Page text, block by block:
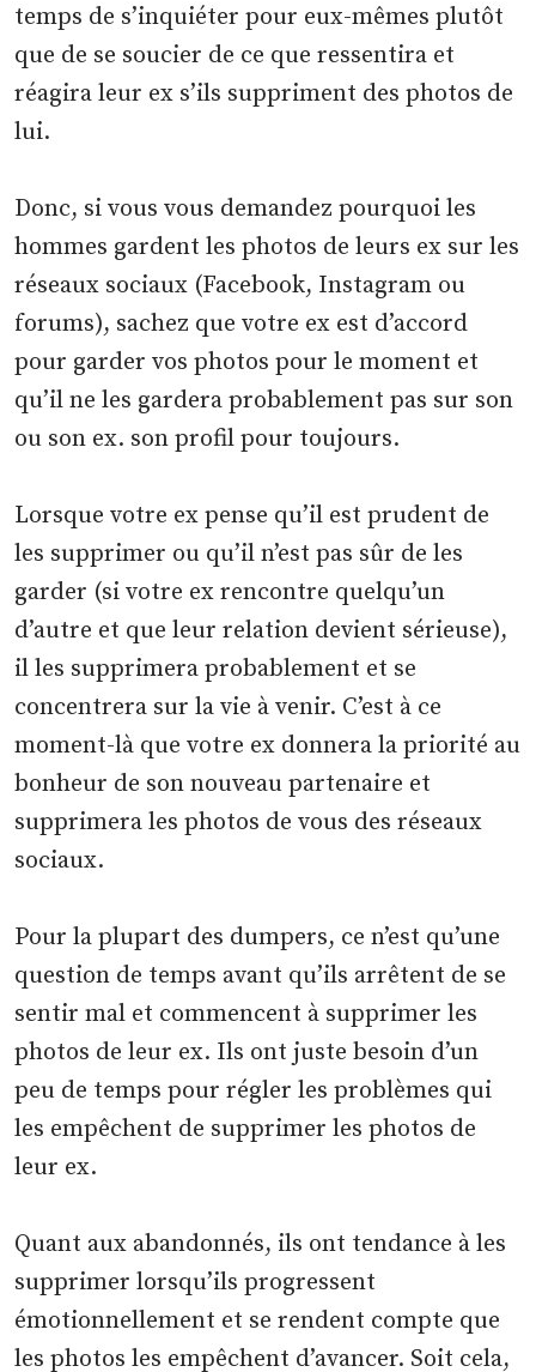
temps de s’inquiéter pour eux-mêmes plutôt
que de se soucier de ce que ressentira et
réagira leur ex s’ils suppriment des photos de
lui.
Donc, si vous vous demandez pourquoi les
hommes gardent les photos de leurs ex sur les
réseaux sociaux (Facebook, Instagram ou
forums), sachez que votre ex est d’accord
pour garder vos photos pour le moment et
qu’il ne les gardera probablement pas sur son
ou son ex. son profil pour toujours.
Lorsque votre ex pense qu’il est prudent de
les supprimer ou qu’il n’est pas sûr de les
garder (si votre ex rencontre quelqu’un
d’autre et que leur relation devient sérieuse),
il les supprimera probablement et se
concentrera sur la vie à venir. C’est à ce
moment-là que votre ex donnera la priorité au
bonheur de son nouveau partenaire et
supprimera les photos de vous des réseaux
sociaux.
Pour la plupart des dumpers, ce n’est qu’une
question de temps avant qu’ils arrêtent de se
sentir mal et commencent à supprimer les
photos de leur ex. Ils ont juste besoin d’un
peu de temps pour régler les problèmes qui
les empêchent de supprimer les photos de
leur ex.
Quant aux abandonnés, ils ont tendance à les
supprimer lorsqu’ils progressent
émotionnellement et se rendent compte que
les photos les empêchent d’avancer. Soit cela,